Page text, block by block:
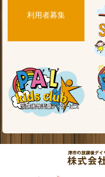
利用者募集